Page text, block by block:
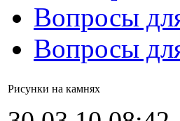
Вопросы
Вопросы
Рисунки на камнях